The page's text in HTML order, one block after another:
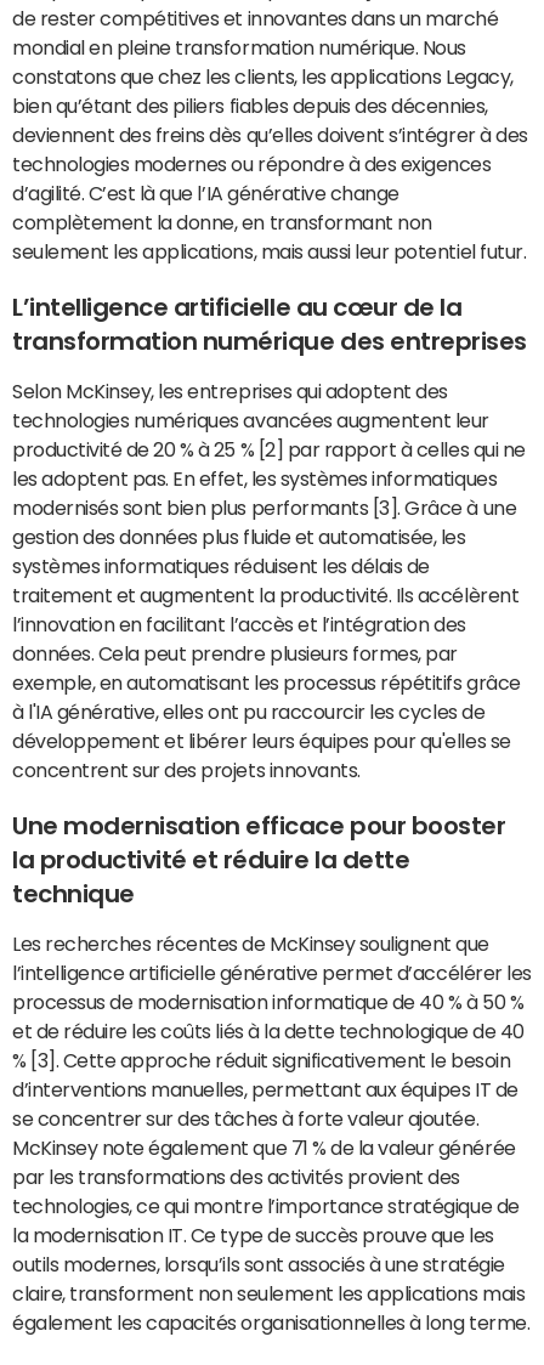
de rester compétitives et innovantes dans un marché
mondial en pleine transformation numérique. Nous
constatons que chez les clients, les applications Legacy,
bien qu’étant des piliers fiables depuis des décennies,
deviennent des freins dès qu’elles doivent s’intégrer à des
technologies modernes ou répondre à des exigences
d’agilité. C’est là que l’IA générative change
complètement la donne, en transformant non
seulement les applications, mais aussi leur potentiel futur.
L’intelligence artificielle au cœur de la
transformation numérique des entreprises
Selon McKinsey, les entreprises qui adoptent des
technologies numériques avancées augmentent leur
productivité de 20 % à 25 % [2] par rapport à celles qui ne
les adoptent pas. En effet, les systèmes informatiques
modernisés sont bien plus performants [3]. Grâce à une
gestion des données plus fluide et automatisée, les
systèmes informatiques réduisent les délais de
traitement et augmentent la productivité. Ils accélèrent
l’innovation en facilitant l’accès et l’intégration des
données. Cela peut prendre plusieurs formes, par
exemple, en automatisant les processus répétitifs grâce
à l'IA générative, elles ont pu raccourcir les cycles de
développement et libérer leurs équipes pour qu'elles se
concentrent sur des projets innovants.
Une modernisation efficace pour booster
la productivité et réduire la dette
technique
Les recherches récentes de McKinsey soulignent que
l’intelligence artificielle générative permet d’accélérer les
processus de modernisation informatique de 40 % à 50 %
et de réduire les coûts liés à la dette technologique de 40
% [3]. Cette approche réduit significativement le besoin
d’interventions manuelles, permettant aux équipes IT de
se concentrer sur des tâches à forte valeur ajoutée.
McKinsey note également que 71 % de la valeur générée
par les transformations des activités provient des
technologies, ce qui montre l’importance stratégique de
la modernisation IT. Ce type de succès prouve que les
outils modernes, lorsqu’ils sont associés à une stratégie
claire, transforment non seulement les applications mais
également les capacités organisationnelles à long terme.